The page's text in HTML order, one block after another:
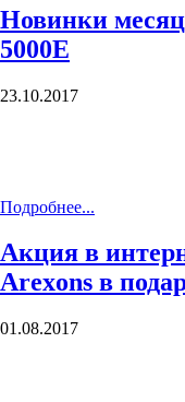
Новинки
5000Е
23.10.2017
Подробнее...
Акция в
Arexons в
01.08.2017